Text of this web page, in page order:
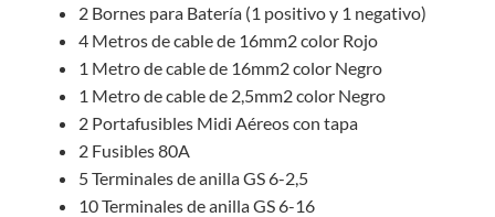
2 Bornes para Batería (1 positivo y 1 negativo)
4 Metros de cable de 16mm2 color Rojo
1 Metro de cable de 16mm2 color Negro
1 Metro de cable de 2,5mm2 color Negro
2 Portafusibles Midi Aéreos con tapa
2 Fusibles 80A
5 Terminales de anilla GS 6-2,5
10 Terminales de anilla GS 6-16